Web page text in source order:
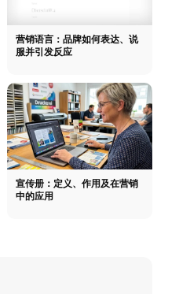
营销语言：品牌如何表达、说
服并引发反应
宣传册：定义、作用及在营销
中的应用